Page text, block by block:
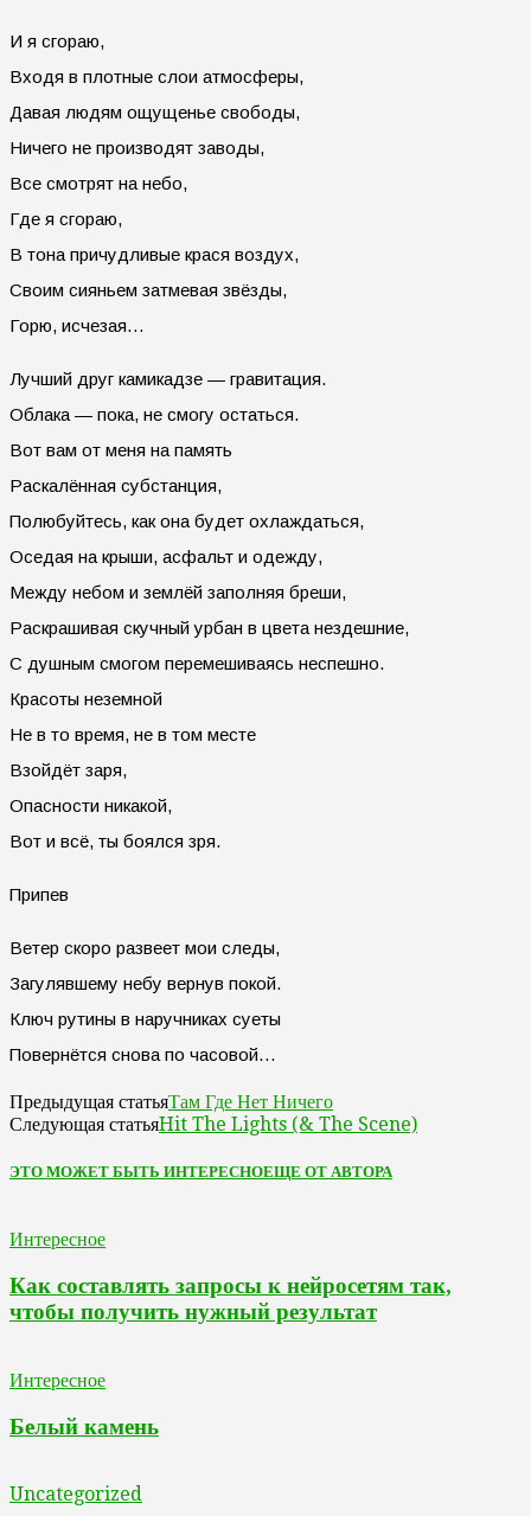
И я сгораю,
Входя в плотные слои атмосферы,
Давая людям ощущенье свободы,
Ничего не производят заводы,
Все смотрят на небо,
Где я сгораю,
В тона причудливые крася воздух,
Своим сияньем затмевая звёзды,
Горю, исчезая…
Лучший друг камикадзе — гравитация.
Облака — пока, не смогу остаться.
Вот вам от меня на память
Раскалённая субстанция,
Полюбуйтесь, как она будет охлаждаться,
Оседая на крыши, асфальт и одежду,
Между небом и землёй заполняя бреши,
Раскрашивая скучный урбан в цвета нездешние,
С душным смогом перемешиваясь неспешно.
Красоты неземной
Не в то время, не в том месте
Взойдёт заря,
Опасности никакой,
Вот и всё, ты боялся зря.
Припев
Ветер скоро развеет мои следы,
Загулявшему небу вернув покой.
Ключ рутины в наручниках суеты
Повернётся снова по часовой…
Предыдущая статьяТам Где Нет Ничего
Следующая статьяHit The Lights (& The Scene)
ЭТО МОЖЕТ БЫТЬ ИНТЕРЕСНОЕЩЕ ОТ АВТОРА
Интересное
Как составлять запросы к нейросетям так,
чтобы получить нужный результат
Интересное
Белый камень
Uncategorized